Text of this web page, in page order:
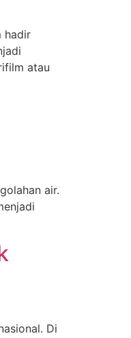
hadir
atau
air.
Di